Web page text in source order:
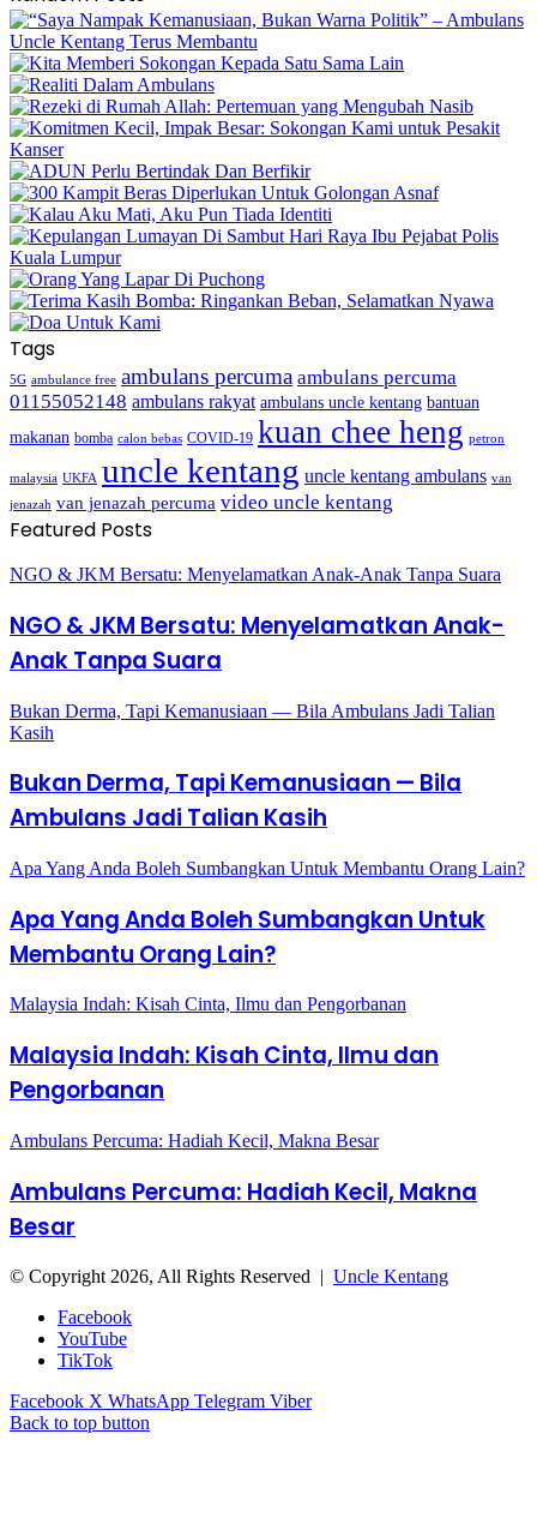
Tags
5G ambulance free ambulans percuma ambulans percuma
01155052148 ambulans rakyat ambulans uncle kentang bantuan
makanan bomba calon bebas COVID-19 kuan chee heng petron
malaysia UKFA uncle kentang uncle kentang ambulans van
jenazah van jenazah percuma video uncle kentang
Featured Posts
NGO & JKM Bersatu: Menyelamatkan Anak-Anak Tanpa Suara
NGO & JKM Bersatu: Menyelamatkan Anak-
Anak Tanpa Suara
Bukan Derma, Tapi Kemanusiaan — Bila Ambulans Jadi Talian
Kasih
Bukan Derma, Tapi Kemanusiaan — Bila
Ambulans Jadi Talian Kasih
Apa Yang Anda Boleh Sumbangkan Untuk Membantu Orang Lain?
Apa Yang Anda Boleh Sumbangkan Untuk
Membantu Orang Lain?
Malaysia Indah: Kisah Cinta, Ilmu dan Pengorbanan
Malaysia Indah: Kisah Cinta, Ilmu dan
Pengorbanan
Ambulans Percuma: Hadiah Kecil, Makna Besar
Ambulans Percuma: Hadiah Kecil, Makna
Besar
© Copyright 2026, All Rights Reserved | Uncle Kentang
Facebook
YouTube
TikTok
Facebook X WhatsApp Telegram Viber
Back to top button